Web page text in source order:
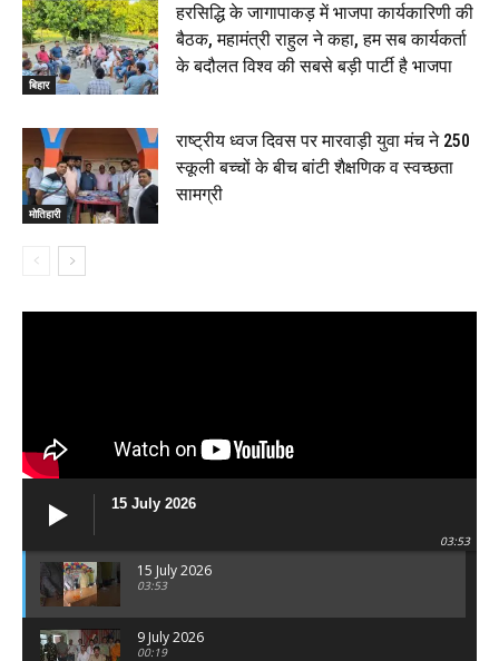
बिहार
हरसिद्धि के जागापाकड़ में भाजपा कार्यकारिणी की
बैठक, महामंत्री राहुल ने कहा, हम सब कार्यकर्ता
के बदौलत विश्व की सबसे बड़ी पार्टी है भाजपा
मोतिहारी
राष्ट्रीय ध्वज दिवस पर मारवाड़ी युवा मंच ने 250
स्कूली बच्चों के बीच बांटी शैक्षणिक व स्वच्छता
सामग्री
15 July 2026
03:53
15 July 2026
03:53
9 July 2026
00:19